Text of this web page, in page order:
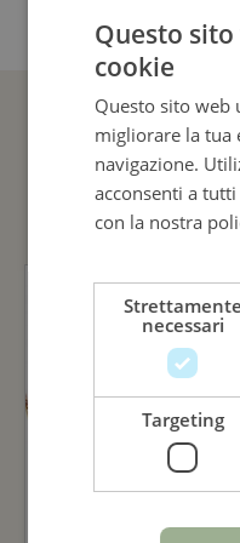
Questo
cookie
Questo sito web
migliorare la tua
navigazione.
acconsenti a
con la nostra
Strettamente
necessari
Targeting